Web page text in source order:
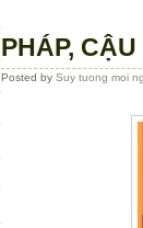
PHÁP,
Posted by Suy tuong moi